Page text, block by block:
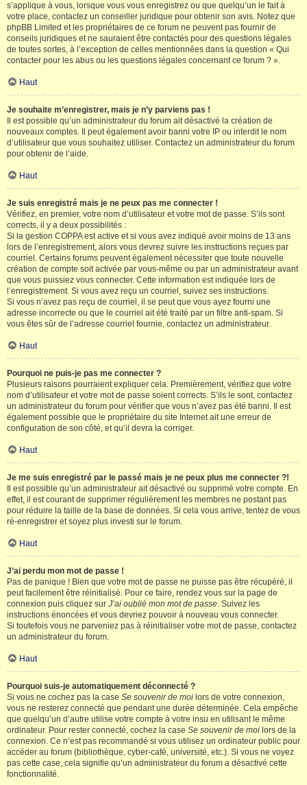
s’applique à vous, lorsque vous vous enregistrez ou que quelqu’un le fait à
votre place, contactez un conseiller juridique pour obtenir son avis. Notez que
phpBB Limited et les propriétaires de ce forum ne peuvent pas fournir de
conseils juridiques et ne sauraient être contactés pour des questions légales
de toutes sortes, à l’exception de celles mentionnées dans la question « Qui
contacter pour les abus ou les questions légales concernant ce forum ? ».
Haut
Je souhaite m’enregistrer, mais je n’y parviens pas !
Il est possible qu’un administrateur du forum ait désactivé la création de
nouveaux comptes. Il peut également avoir banni votre IP ou interdit le nom
d’utilisateur que vous souhaitez utiliser. Contactez un administrateur du forum
pour obtenir de l’aide.
Haut
Je suis enregistré mais je ne peux pas me connecter !
Vérifiez, en premier, votre nom d’utilisateur et votre mot de passe. S’ils sont
corrects, il y a deux possibilités :
Si la gestion COPPA est active et si vous avez indiqué avoir moins de 13 ans
lors de l’enregistrement, alors vous devrez suivre les instructions reçues par
courriel. Certains forums peuvent également nécessiter que toute nouvelle
création de compte soit activée par vous-même ou par un administrateur avant
que vous puissiez vous connecter. Cette information est indiquée lors de
l’enregistrement. Si vous avez reçu un courriel, suivez ses instructions.
Si vous n’avez pas reçu de courriel, il se peut que vous ayez fourni une
adresse incorrecte ou que le courriel ait été traité par un filtre anti-spam. Si
vous êtes sûr de l’adresse courriel fournie, contactez un administrateur.
Haut
Pourquoi ne puis-je pas me connecter ?
Plusieurs raisons pourraient expliquer cela. Premièrement, vérifiez que votre
nom d’utilisateur et votre mot de passe soient corrects. S’ils le sont, contactez
un administrateur du forum pour vérifier que vous n’avez pas été banni. Il est
également possible que le propriétaire du site Internet ait une erreur de
configuration de son côté, et qu’il devra la corriger.
Haut
Je me suis enregistré par le passé mais je ne peux plus me connecter ?!
Il est possible qu’un administrateur ait désactivé ou supprimé votre compte. En
effet, il est courant de supprimer régulièrement les membres ne postant pas
pour réduire la taille de la base de données. Si cela vous arrive, tentez de vous
ré-enregistrer et soyez plus investi sur le forum.
Haut
J’ai perdu mon mot de passe !
Pas de panique ! Bien que votre mot de passe ne puisse pas être récupéré, il
peut facilement être réinitialisé. Pour ce faire, rendez vous sur la page de
connexion puis cliquez sur J’ai oublié mon mot de passe. Suivez les
instructions énoncées et vous devriez pouvoir à nouveau vous connecter.
Si toutefois vous ne parveniez pas à réinitialiser votre mot de passe, contactez
un administrateur du forum.
Haut
Pourquoi suis-je automatiquement déconnecté ?
Si vous ne cochez pas la case Se souvenir de moi lors de votre connexion,
vous ne resterez connecté que pendant une durée déterminée. Cela empêche
que quelqu’un d’autre utilise votre compte à votre insu en utilisant le même
ordinateur. Pour rester connecté, cochez la case Se souvenir de moi lors de la
connexion. Ce n’est pas recommandé si vous utilisez un ordinateur public pour
accéder au forum (bibliothèque, cyber-café, université, etc.). Si vous ne voyez
pas cette case, cela signifie qu’un administrateur du forum a désactivé cette
fonctionnalité.